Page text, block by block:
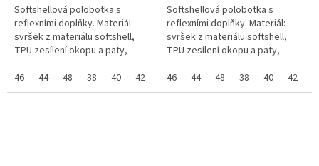
Softshellová polobotka s
reflexními doplňky. Materiál:
svršek z materiálu softshell,
TPU zesílení okopu a paty,
pohodlná anatomická vkládací
stélka z...
46 44 48 38 40 42 36 39 41 43 45 37
Softshellová polobotka s
reflexními doplňky. Materiál:
svršek z materiálu softshell,
TPU zesílení okopu a paty,
pohodlná anatomická vkládací
stélka z...
46 44 48 38 40 42